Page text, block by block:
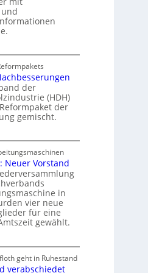
der
(HDH)
der
gemischt.
Neuer Vorstand
in
vier neue
für eine
gewählt.
geht in Ruhestand
verabschiedet